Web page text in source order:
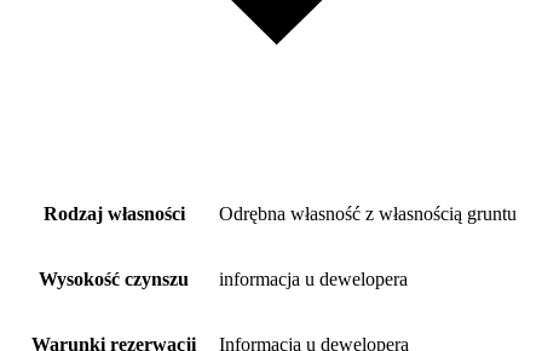
Rodzaj własności Odrębna własność z własnością gruntu
Wysokość czynszu informacja u dewelopera
Warunki rezerwacji Informacja u dewelopera